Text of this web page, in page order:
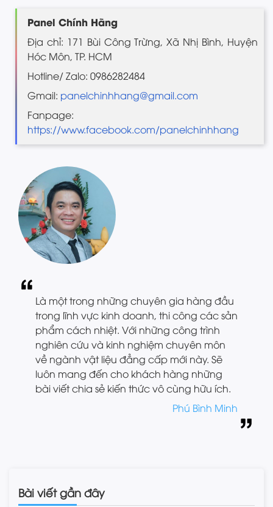
Panel Chính Hãng
Địa chỉ: 171 Bùi Công Trừng, Xã Nhị Bình, Huyện
Hóc Môn, TP. HCM
Hotline/ Zalo: 0986282484
Gmail: panelchinhhang@gmail.com
Fanpage:
https://www.facebook.com/panelchinhhang
Là một trong những chuyên gia hàng đầu
trong lĩnh vực kinh doanh, thi công các sản
phẩm cách nhiệt. Với những công trình
nghiên cứu và kinh nghiệm chuyên môn
về ngành vật liệu đẳng cấp mới này. Sẽ
luôn mang đến cho khách hàng những
bài viết chia sẻ kiến thức vô cùng hữu ích.
Phú Bình Minh
Bài viết gần đây